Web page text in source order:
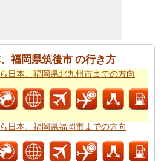
るために単一のビューで上記のす
すか。日本、福岡県筑後市から日
までの旅行方法をチェックしてく
筑後市から日本、鹿児島県鹿児島
れましたか。日本、福岡県筑後市
福岡県筑後市 の行き方
日本、福岡県北九州市までの方向
日本、福岡県福岡市までの方向